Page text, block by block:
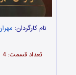
نام کارگردان: